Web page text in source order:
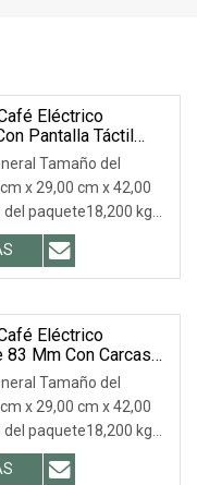
Eléctrico
Pantalla Táctil
Tamaño del
x 29,00 cm x 42,00
paquete18,200 kg
Eléctrico
83 Mm Con Carcasa
Acero Inoxidable
Tamaño del
x 29,00 cm x 42,00
paquete18,200 kg